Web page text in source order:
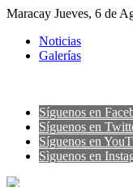
Maracay Jueves, 6 de
Noticias
Galerías
Síguenos en
Síguenos en
Síguenos en
Sìguenos en